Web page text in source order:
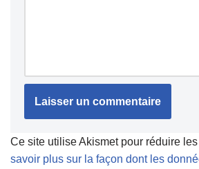
Ce site utilise Akismet pour réduire
savoir plus sur la façon dont les